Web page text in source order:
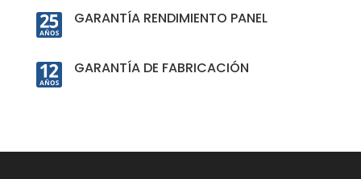
GARANTÍA RENDIMIENTO PANEL
GARANTÍA DE FABRICACIÓN